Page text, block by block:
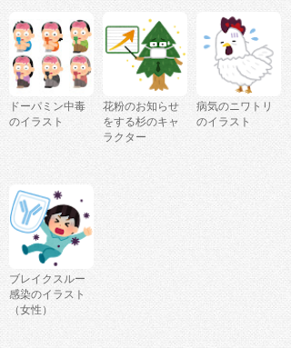
ドーパミン中毒
のイラスト
花粉のお知らせ
をする杉のキャ
ラクター
病気のニワトリ
のイラスト
ブレイクスルー
感染のイラスト
（女性）